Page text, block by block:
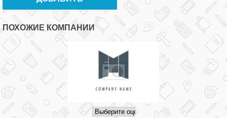
ПОХОЖИЕ КОМПАНИИ